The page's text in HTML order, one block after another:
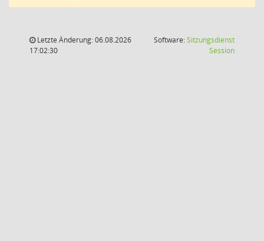
Letzte Änderung: 06.08.2026
17:02:30
Software:Sitzungsdienst
Session(Wird in